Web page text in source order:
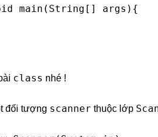
main(String[] args){
class nhé !
đối tượng scanner thuộc lớp